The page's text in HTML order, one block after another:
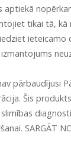
tikai tā, kā
ieteicamo
pārbaudījusi
Šis
SARGĀT